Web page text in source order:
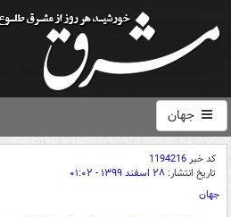
جهان
کد خبر1194216
تاریخ انتشار: ۲۸ اسفند ۱۳۹۹ - ۰۱:۰۲
جهان